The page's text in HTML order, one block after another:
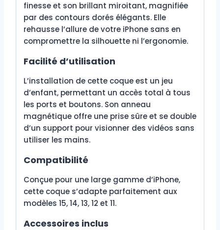
finesse et son brillant miroitant, magnifiée
par des contours dorés élégants. Elle
rehausse l’allure de votre iPhone sans en
compromettre la silhouette ni l’ergonomie.
Facilité d’utilisation
L’installation de cette coque est un jeu
d’enfant, permettant un accès total à tous
les ports et boutons. Son anneau
magnétique offre une prise sûre et se double
d’un support pour visionner des vidéos sans
utiliser les mains.
Compatibilité
Conçue pour une large gamme d’iPhone,
cette coque s’adapte parfaitement aux
modèles 15, 14, 13, 12 et 11.
Accessoires inclus